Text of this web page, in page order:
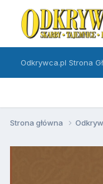
Odkrywca.pl Strona
Strona główna